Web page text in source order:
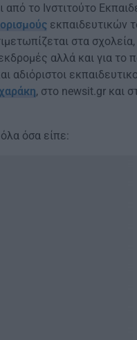
από το Ινστιτούτο
εκπαιδευτικών
στα σχολεία,
αλλά και για το
αδιόριστοι
, στο newsit.gr και
όσα είπε: